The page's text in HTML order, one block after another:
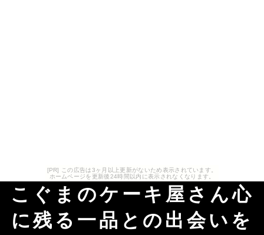
[PR] この広告は3ヶ月以上更新がないため表示されています。
ホームページを更新後24時間以内に表示されなくなります。
こぐまのケーキ屋さん心
に残る一品との出会いを